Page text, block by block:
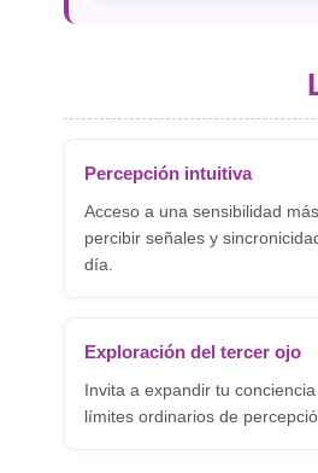
Percepción intuitiva
Acceso a una sensibilidad
percibir señales y
día.
Exploración del tercer ojo
Invita a expandir tu
límites ordinarios de